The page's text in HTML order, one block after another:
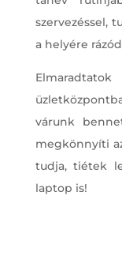
szervezéssel,
a helyére
várunk
megkönnyíti
tudja, tiétek
laptop is!